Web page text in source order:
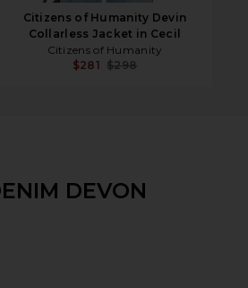
Citizens of Humanity Devin
Collarless Jacket in Cecil
Citizens of Humanity
$281 $298
DEVON